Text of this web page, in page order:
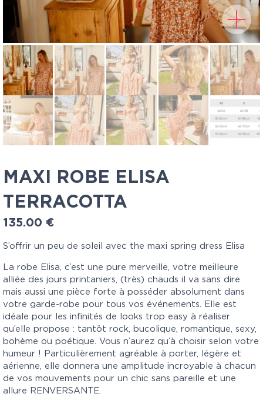
MAXI ROBE ELISA
TERRACOTTA
135.00 €
S’offrir un peu de soleil avec the maxi spring dress Elisa
La robe Elisa, c’est une pure merveille, votre meilleure
alliée des jours printaniers, (très) chauds il va sans dire
mais aussi une pièce forte à posséder absolument dans
votre garde-robe pour tous vos événements. Elle est
idéale pour les infinités de looks trop easy à réaliser
qu’elle propose : tantôt rock, bucolique, romantique, sexy,
bohème ou poétique. Vous n’aurez qu’à choisir selon votre
humeur ! Particulièrement agréable à porter, légère et
aérienne, elle donnera une amplitude incroyable à chacun
de vos mouvements pour un chic sans pareille et une
allure RENVERSANTE.